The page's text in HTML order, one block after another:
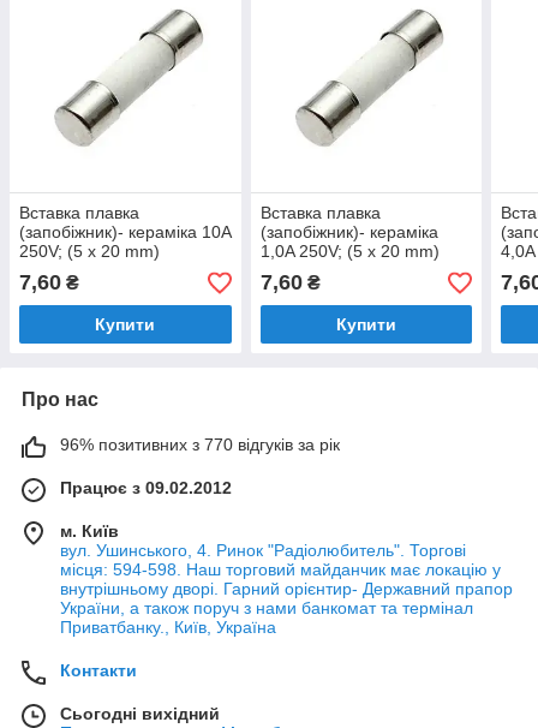
Вставка плавка
(запобіжник)- кераміка 10A
250V; (5 x 20 mm)
7,60 ₴
Купити
Вставка плавка
(запобіжник)- кераміка
1,0A 250V; (5 x 20 mm)
7,60₴
Купити
Про нас
96% позитивних з 770 відгуків за рік
Працює з 09.02.2012
м. Київ
вул. Ушинського, 4. Ринок "Радіолюбитель". Торгові
місця: 594-598. Наш торговий майданчик має локацію у
внутрішньому дворі. Гарний орієнтир- Державний прапор
України, а також поруч з нами банкомат та термінал
Приватбанку., Київ, Україна
Контакти
Сьогодні вихідний